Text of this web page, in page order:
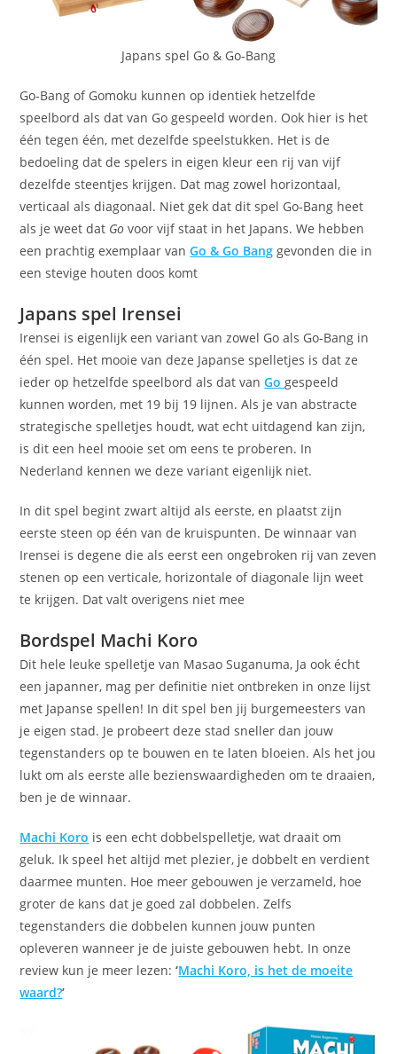
Japans spel Go & Go-Bang
Go-Bang of Gomoku kunnen op identiek hetzelfde
speelbord als dat van Go gespeeld worden. Ook hier is het
één tegen één, met dezelfde speelstukken. Het is de
bedoeling dat de spelers in eigen kleur een rij van vijf
dezelfde steentjes krijgen. Dat mag zowel horizontaal,
verticaal als diagonaal. Niet gek dat dit spel Go-Bang heet
als je weet dat Govoor vijf staat in het Japans. We hebben
een prachtig exemplaar vanGo & Go Bang gevonden die in
een stevige houten doos komt
Japans spel Irensei
Irensei is eigenlijk een variant van zowel Go als Go-Bang in
één spel. Het mooie van deze Japanse spelletjes is dat ze
ieder op hetzelfde speelbord als dat vanGogespeeld
kunnen worden, met 19 bij 19 lijnen. Als je van abstracte
strategische spelletjes houdt, wat echt uitdagend kan zijn,
is dit een heel mooie set om eens te proberen. In
Nederland kennen we deze variant eigenlijk niet.
In dit spel begint zwart altijd als eerste, en plaatst zijn
eerste steen op één van de kruispunten. De winnaar van
Irensei is degene die als eerst een ongebroken rij van zeven
stenen op een verticale, horizontale of diagonale lijn weet
te krijgen. Dat valt overigens niet mee
Bordspel Machi Koro
Dit hele leuke spelletje van Masao Suganuma, Ja ook écht
een japanner, mag per definitie niet ontbreken in onze lijst
met Japanse spellen! In dit spel ben jij burgemeesters van
je eigen stad. Je probeert deze stad sneller dan jouw
tegenstanders op te bouwen en te laten bloeien. Als het jou
lukt om als eerste alle bezienswaardigheden om te draaien,
ben je de winnaar.
Machi Koro is een echt dobbelspelletje, wat draait om
geluk. Ik speel het altijd met plezier, je dobbelt en verdient
daarmee munten. Hoe meer gebouwen je verzameld, hoe
groter de kans dat je goed zal dobbelen. Zelfs
tegenstanders die dobbelen kunnen jouw punten
opleveren wanneer je de juiste gebouwen hebt. In onze
review kun je meer lezen:‘Machi Koro, is het de moeite
waard?’